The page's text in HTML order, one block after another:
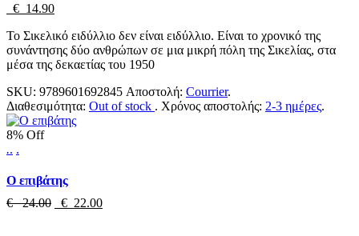
€ 14.90
Το Σικελικό ειδύλλιο δεν είναι ειδύλλιο. Είναι το χρονικό της
συνάντησης δύο ανθρώπων σε μια μικρή πόλη της Σικελίας, στα
μέσα της δεκαετίας του 1950
SKU: 9789601692845 Αποστολή: Courrier.
Διαθεσιμότητα: Out of stock . Χρόνος αποστολής: 2-3 ημέρες.
8% Off
.. .
Ο επιβάτης
€ 24.00
€ 22.00